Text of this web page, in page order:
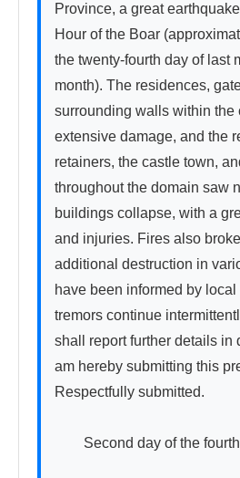
Province, a great
Hour of the Boar
the twenty-fourth day of last
month). The residences,
surrounding walls within the
extensive damage, and the
retainers, the castle town,
throughout the domain saw
buildings collapse, with a
and injuries. Fires also
additional destruction in
have been informed by
tremors continue
shall report further details in
am hereby submitting this
Respectfully submitted.
Second day of the fourth